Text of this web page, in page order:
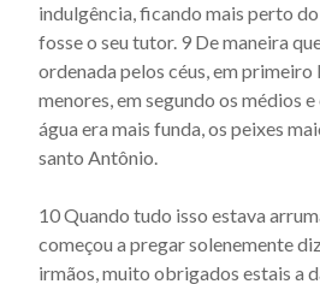
Actus beati Francisci et
Actus beati Francisci et sociorum
Actus beati Francisci et
Actus beati Francisci et
Actus beati Francisci et
Actus beati Francisci et
indulgência, ficando mais perto
fosse o seu tutor. 9 De maneira
ordenada pelos céus, em primeiro
menores, em segundo os médios
água era mais funda, os peixes
santo Antônio.
10 Quando tudo isso estava
começou a pregar solenemente
irmãos, muito obrigados estais a